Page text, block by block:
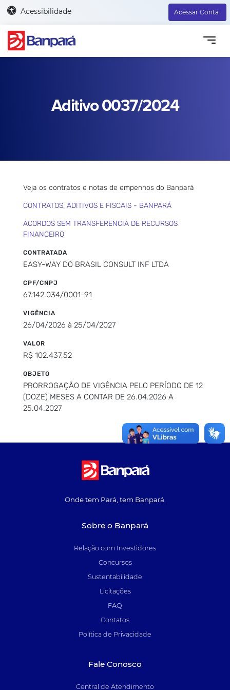
Acessibilidade Acessar Conta
Aditivo 0037/2024
Veja os contratos e notas de empenhos do Banpará
CONTRATOS, ADITIVOS E FISCAIS - BANPARÁ
ACORDOS SEM TRANSFERENCIA DE RECURSOS
FINANCEIRO
CONTRATADA
EASY-WAY DO BRASIL CONSULT INF LTDA
CPF/CNPJ
67.142.034/0001-91
VIGÊNCIA
26/04/2026 à 25/04/2027
VALOR
R$ 102.437,52
OBJETO
PRORROGAÇÃO DE VIGÊNCIA PELO PERÍODO DE 12
(DOZE) MESES A CONTAR DE 26.04.2026 A
25.04.2027
Onde tem Pará, tem Banpará.
Sobre o Banpará
Relação com Investidores
Concursos
Sustentabilidade
Licitações
FAQ
Contatos
Política de Privacidade
Fale Conosco
Central de Atendimento